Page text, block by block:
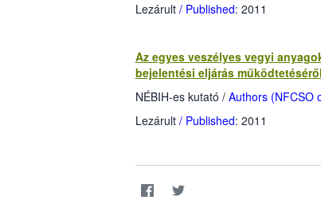
Lezárult / Published: 2011
Az egyes veszélyes vegyi
bejelentési eljárás működtetéséről
NÉBIH-es kutató /Authors (NFCSO
Lezárult / Published: 2011